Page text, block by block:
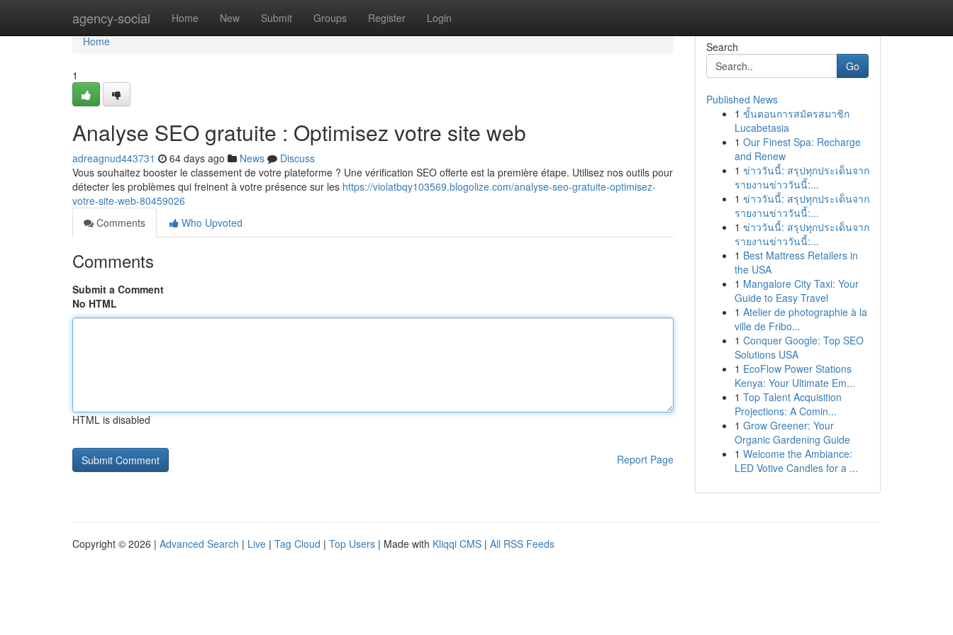
agency-social Home New Submit Groups Register Login
Home
Home
1
Analyse SEO gratuite : Optimisez votre site web
adreagnud443731 64 days ago News
Discuss
Vous souhaitez booster le classement de votre plateforme ? Une vérification SEO offerte est la première étape. Utilisez nos outils pour
détecter les problèmes qui freinent à votre présence sur les https://violatbqy103569.blogolize.com/analyse-seo-gratuite-optimisez-
votre-site-web-80459026
Comments
Who Upvoted
Comments
Submit a Comment
No HTML
HTML is disabled
Report Page
Search
Go
Published News
1 ขั้นตอนการสมัครสมาชิก
Lucabetasia
1 Our Finest Spa: Recharge
and Renew
1 ข่าววันนี้: สรุปทุกประเด็นจาก
รายงานข่าววันนี้:...
1 ข่าววันนี้: สรุปทุกประเด็นจาก
รายงานข่าววันนี้:...
1 ข่าววันนี้: สรุปทุกประเด็นจาก
รายงานข่าววันนี้:...
1 Best Mattress Retailers in
the USA
1 Mangalore City Taxi: Your
Guide to Easy Travel
1 Atelier de photographie à la
ville de Fribo...
1 Conquer Google: Top SEO
Solutions USA
1 EcoFlow Power Stations
Kenya: Your Ultimate Em...
1 Top Talent Acquisition
Projections: A Comin...
1 Grow Greener: Your
Organic Gardening Guide
1 Welcome the Ambiance:
LED Votive Candles for a ...
Copyright © 2026 | Advanced Search | Live | Tag Cloud | Top Users | Made with Kliqqi CMS | All RSS Feeds